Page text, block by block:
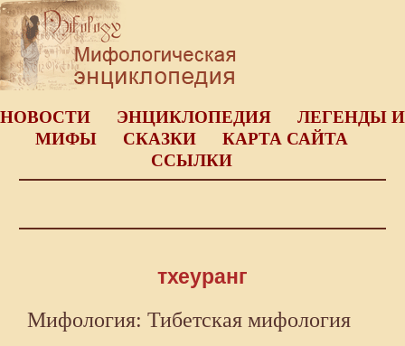
НОВОСТИ ЭНЦИКЛОПЕДИЯ
ЛЕГЕНДЫ И
МИФЫ
СКАЗКИ
КАРТА САЙТА
ССЫЛКИ
тхеуранг
Мифология: Тибетская мифология